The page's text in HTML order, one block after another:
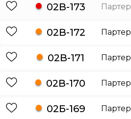
02В-173 Партер
02В-172 Партер
02В-171 Партер
02В-170 Партер
02Б-169 Партер